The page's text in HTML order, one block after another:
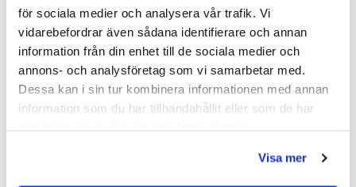
för sociala medier och analysera vår trafik. Vi
vidarebefordrar även sådana identifierare och annan
information från din enhet till de sociala medier och
annons- och analysföretag som vi samarbetar med.
Dessa kan i sin tur kombinera informationen med annan
information som du har tillhandahållit eller som de har
Visa mer